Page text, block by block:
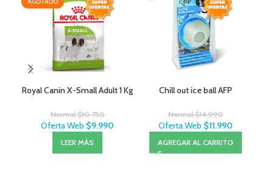
Royal Canin X-Small Adult 1 Kg
Normal$10.750
Oferta Web $9.990
LEER MÁS
Chill out ice ball AFP
Normal$14.990
Oferta Web $11.990
AGREGAR AL CARRITO